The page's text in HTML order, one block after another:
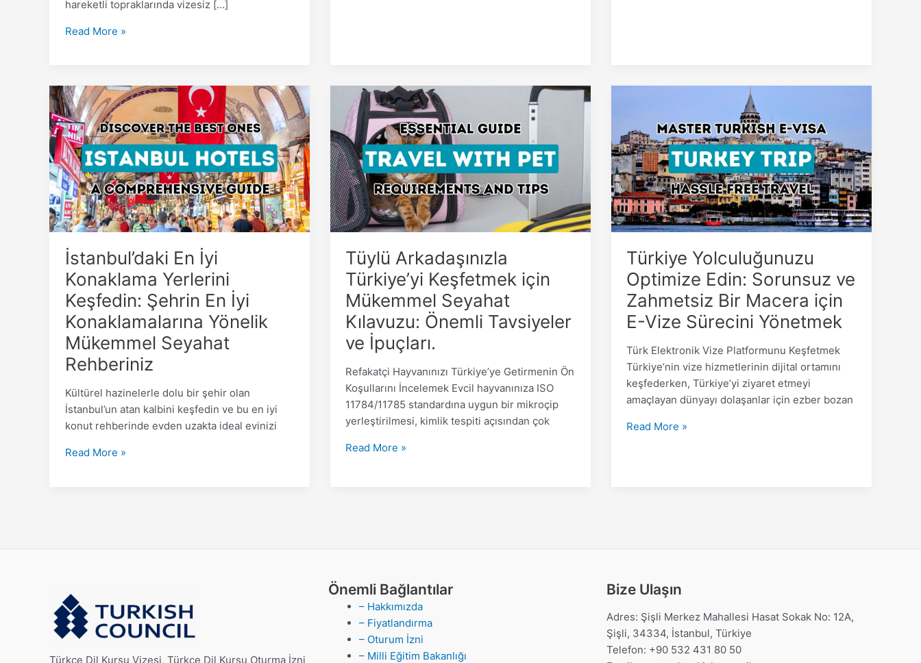
hareketli topraklarında vizesiz […]
Read More »
İstanbul’daki En İyi
Konaklama Yerlerini
Keşfedin: Şehrin En İyi
Konaklamalarına Yönelik
Mükemmel Seyahat
Rehberiniz
Kültürel hazinelerle dolu bir şehir olan
İstanbul’un atan kalbini keşfedin ve bu en iyi
konut rehberinde evden uzakta ideal evinizi
İstanbul’daki
En
İyi
Konaklama
Yerlerini
Keşfedin:
Şehrin
En
İyi
Yönelik
Mükemmel
Seyahat
Rehberiniz
Read More »
Tüylü Arkadaşınızla
Türkiye’yi Keşfetmek için
Mükemmel Seyahat
Kılavuzu: Önemli Tavsiyeler
ve İpuçları.
Refakatçi Hayvanınızı Türkiye’ye Getirmenin Ön
Koşullarını İncelemek Evcil hayvanınıza ISO
11784/11785 standardına uygun bir mikroçip
yerleştirilmesi, kimlik tespiti açısından çok
Tüylü
Arkadaşınızla
Türkiye’yi
Keşfetmek
için
Mükemmel
Seyahat
Kılavuzu:
Önemli
ve
İpuçları.
Read More »
Türkiye Yolculuğunuzu
Optimize Edin: Sorunsuz ve
Zahmetsiz Bir Macera için
E-Vize Sürecini Yönetmek
Türk Elektronik Vize Platformunu Keşfetmek
Türkiye’nin vize hizmetlerinin dijital ortamını
keşfederken, Türkiye’yi ziyaret etmeyi
amaçlayan dünyayı dolaşanlar için ezber bozan
Optimize
Edin:
Sorunsuz
ve
Zahmetsiz
Bir
Macera
E-
Vize
Sürecini
Yönetmek
Read More »
Türkçe Dil Kursu Vizesi, Türkçe Dil Kursu Oturma İzni
Önemli Bağlantılar
– Hakkımızda
– Fiyatlandırma
– Oturum İzni
– Milli Eğitim Bakanlığı
Bize Ulaşın
Adres: Şişli Merkez Mahallesi Hasat Sokak No: 12A,
Şişli, 34334, İstanbul, Türkiye
Telefon: +90 532 431 80 50